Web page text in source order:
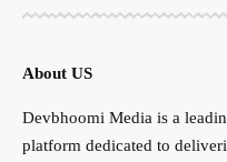
About US
Devbhoomi Media is a
platform dedicated to